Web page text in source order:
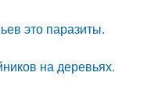
это паразиты.
на деревьях.